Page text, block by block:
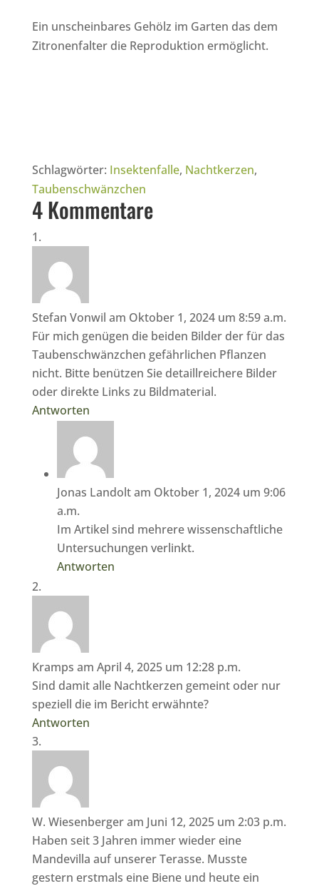
Ein unscheinbares Gehölz im Garten das dem
Zitronenfalter die Reproduktion ermöglicht.
Schlagwörter: Insektenfalle, Nachtkerzen,
Taubenschwänzchen
4 Kommentare
Stefan Vonwil am Oktober 1, 2024 um 8:59 a.m.
Für mich genügen die beiden Bilder der für das
Taubenschwänzchen gefährlichen Pflanzen
nicht. Bitte benützen Sie detaillreichere Bilder
oder direkte Links zu Bildmaterial.
Antworten
Jonas Landoltam Oktober 1, 2024 um 9:06
a.m.
Im Artikel sind mehrere wissenschaftliche
Untersuchungen verlinkt.
Antworten
Kramps am April 4, 2025 um 12:28 p.m.
Sind damit alle Nachtkerzen gemeint oder nur
speziell die im Bericht erwähnte?
Antworten
W. Wiesenbergeram Juni 12, 2025 um 2:03 p.m.
Haben seit 3 Jahren immer wieder eine
Mandevilla auf unserer Terasse. Musste
gestern erstmals eine Biene und heute ein